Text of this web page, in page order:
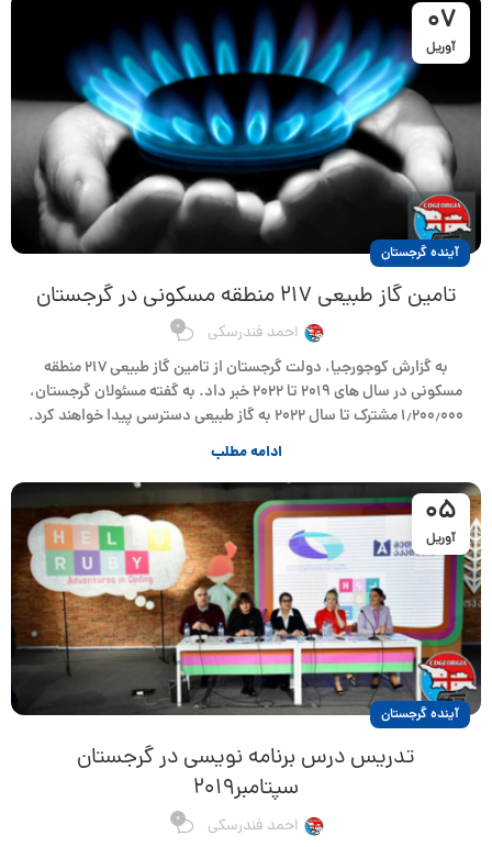
07
آوریل
آینده گرجستان
تامین گاز طبیعی ۲۱۷ منطقه مسکونی در گرجستان
احمد فندرسکی 0
به گزارش کوجورجیا، دولت گرجستان از تامین گاز طبیعی ۲۱۷ منطقه
مسکونی در سال های ۲۰۱۹ تا ۲۰۲۲ خبر داد. به گفته مسئولان گرجستان،
۱٫۲۰۰٫۰۰۰ مشترک تا سال ۲۰۲۲ به گاز طبیعی دسترسی پیدا خواهند کرد.
ادامه مطلب
05
آوریل
آینده گرجستان
تدریس درس برنامه نویسی در گرجستان
سپتامبر۲۰۱۹
احمد فندرسکی 0